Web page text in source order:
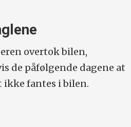
overtok bilen,
de påfølgende dagene at
fantes i bilen.